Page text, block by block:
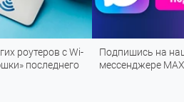
с Wi-
Подпишись на наш канал в
мессенджере МАХ